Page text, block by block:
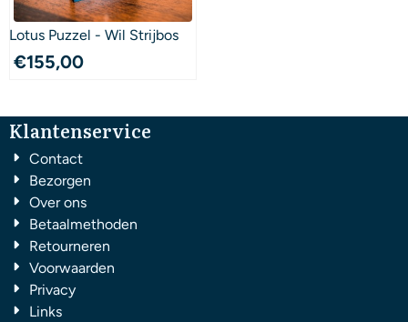
Lotus Puzzel - Wil Strijbos
€155,00
Klantenservice
Contact
Bezorgen
Over ons
Betaalmethoden
Retourneren
Voorwaarden
Privacy
Links